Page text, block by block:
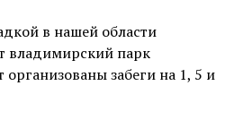
в нашей области
владимирский парк
забеги на 1, 5 и